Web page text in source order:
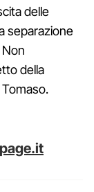
delle
separazione
della